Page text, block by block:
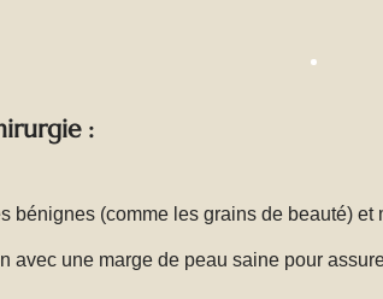
:
bénignes (comme les grains de beauté)
avec une marge de peau saine pour